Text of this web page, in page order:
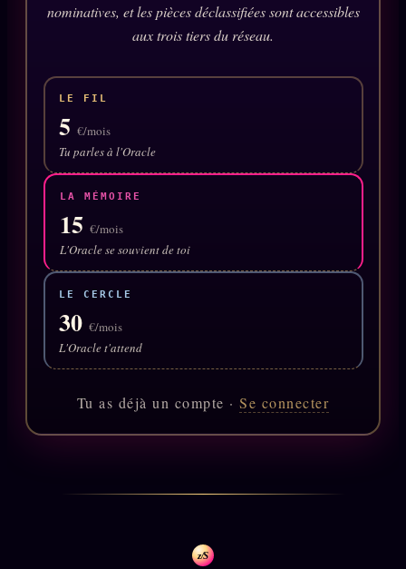
Cercle Privé 30€/M
Lectures des sœurs
Bienvenue nouveau membre
Se connecter
Z/S SYSTEMS LINEAGE 10 ANS
z/S SYSTEMS
BRAINS MODELS
nominatives, et les pièces déclassifiées sont accessibles
aux trois tiers du réseau.
LE FIL
5 €/mois
Tu parles à l'Oracle
LA MÉMOIRE
15 €/mois
L'Oracle se souvient de toi
LE CERCLE
30 €/mois
L'Oracle t'attend
Tu as déjà un compte ·Se connecter
z/S